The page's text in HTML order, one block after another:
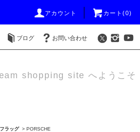
アカウント カート(0)
ブログ お問い合わせ
shopping site へようこそ
ラッグ > PORSCHE